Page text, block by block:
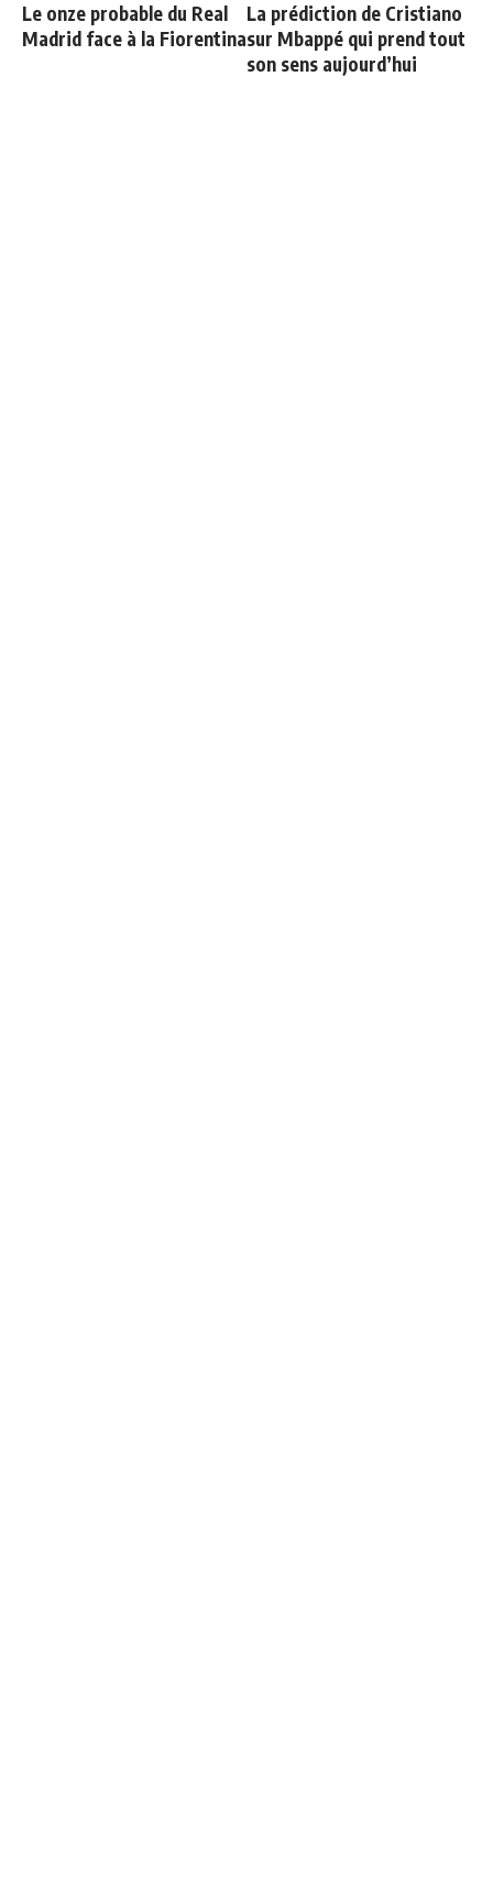
Le onze probable du Real
Madrid face à la Fiorentina
La prédiction de Cristiano
sur Mbappé qui prend tout
son sens aujourd’hui